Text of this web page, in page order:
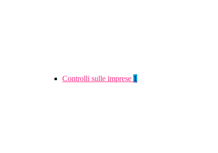
Controlli sulle imprese 1